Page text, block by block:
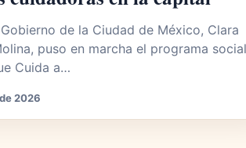
de la Ciudad de México, Clara
puso en marcha el programa social
Cuida a…
2026